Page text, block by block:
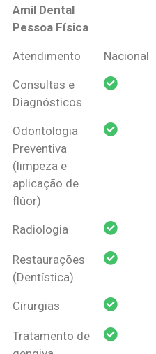
Amil Dental
Pessoa Física
Coberturas
Pessoa Física
Nacional
Atendimento Nacional
Consultas e
Diagnósticos
Odontologia
Preventiva
(limpeza e
aplicação de
flúor)
Radiologia
Restaurações
(Dentística)
Cirurgias
Tratamento de